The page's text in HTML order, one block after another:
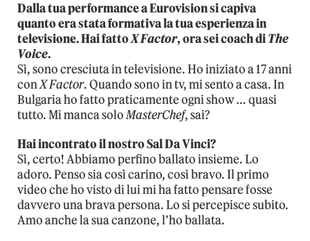
Dalla tua performance a Eurovision si capiva
quanto era stata formativa la tua esperienza in
televisione. Hai fattoX Factor, ora sei coach diThe
Voice.
Sì, sono cresciuta in televisione. Ho iniziato a 17 anni
conX Factor. Quando sono in tv, mi sento a casa. In
Bulgaria ho fatto praticamente ogni show … quasi
tutto. Mi manca soloMasterChef, sai?
Hai incontrato il nostro Sal Da Vinci?
Sì, certo! Abbiamo perfino ballato insieme. Lo
adoro. Penso sia così carino, così bravo. Il primo
video che ho visto di lui mi ha fatto pensare fosse
davvero una brava persona. Lo si percepisce subito.
Amo anche la sua canzone, l’ho ballata.